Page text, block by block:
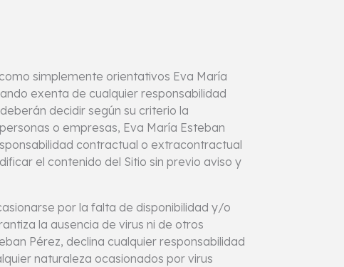
simplemente orientativos Eva María
exenta de cualquier responsabilidad
decidir según su criterio la
o empresas, Eva María Esteban
contractual o extracontractual
el contenido del Sitio sin previo aviso y
por la falta de disponibilidad y/o
la ausencia de virus ni de otros
Pérez, declina cualquier responsabilidad
naturaleza ocasionados por virus